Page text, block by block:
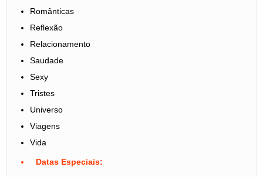
Românticas
Reflexão
Relacionamento
Saudade
Sexy
Tristes
Universo
Viagens
Vida
Datas Especiais: